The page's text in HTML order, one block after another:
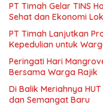
PT Timah Gelar TINS
Sehat dan Ekonomi
PT Timah Lanjutkan
Kepedulian untuk
Peringati Hari
Bersama Warga Rajik
Di Balik Meriahnya
dan Semangat Baru